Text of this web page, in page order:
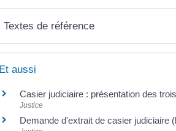
Textes de référence
Et aussi
Casier judiciaire : présentation des
Justice
Demande d'extrait de casier judiciaire